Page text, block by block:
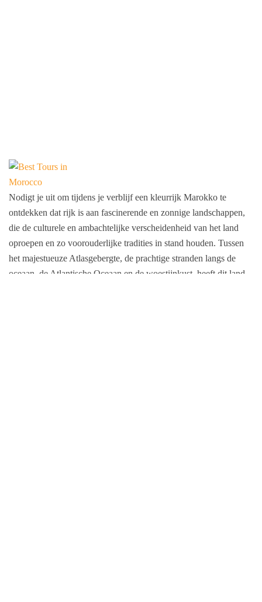
Nodigt je uit om tijdens je verblijf een kleurrijk Marokko te
ontdekken dat rijk is aan fascinerende en zonnige landschappen,
die de culturele en ambachtelijke verscheidenheid van het land
oproepen en zo voorouderlijke tradities in stand houden. Tussen
het majestueuze Atlasgebergte, de prachtige stranden langs de
oceaan, de Atlantische Oceaan en de woestijnkust, heeft dit land